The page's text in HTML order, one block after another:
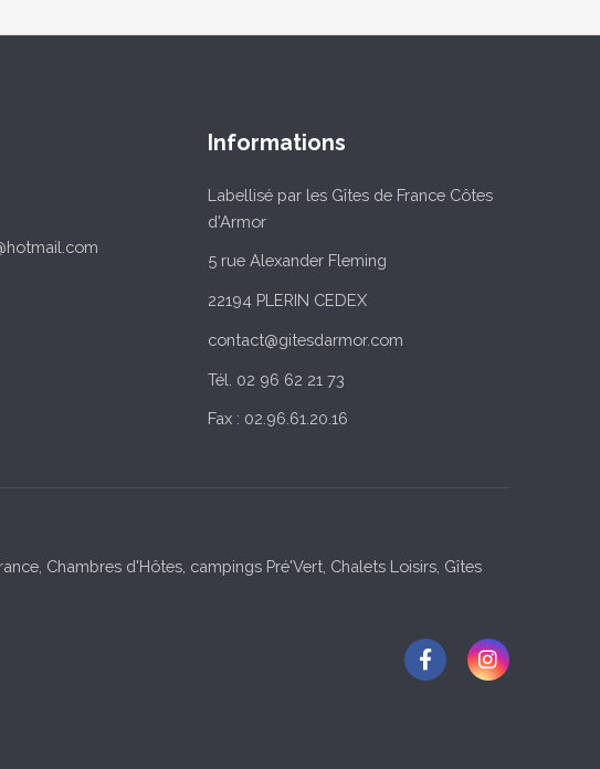
Informations
Labellisé par les Gîtes de France Côtes
d'Armor
5 rue Alexander Fleming
22194 PLERIN CEDEX
contact@gitesdarmor.com
Tél. 02 96 62 21 73
Fax : 02.96.61.20.16
Chambres d'Hôtes, campings Pré'Vert, Chalets Loisirs, Gîtes